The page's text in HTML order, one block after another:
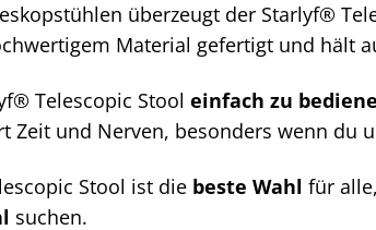
überzeugt der Starlyf®
Material gefertigt und hält
Telescopic Stooleinfach zu
Zeit und Nerven, besonders wenn du
Stool ist die beste Wahl für
suchen.